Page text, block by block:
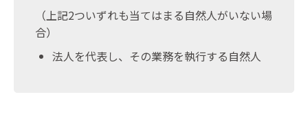
（上記2ついずれも当てはまる自然人がいない場
合）
法人を代表し、その業務を執行する自然人